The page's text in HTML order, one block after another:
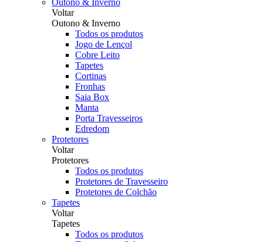
Outono & Inverno
Voltar
Outono & Inverno
Todos os produtos
Jogo de Lençol
Cobre Leito
Tapetes
Cortinas
Fronhas
Saia Box
Manta
Porta Travesseiros
Edredom
Protetores
Voltar
Protetores
Todos os produtos
Protetores de Travesseiro
Protetores de Colchão
Tapetes
Voltar
Tapetes
Todos os produtos